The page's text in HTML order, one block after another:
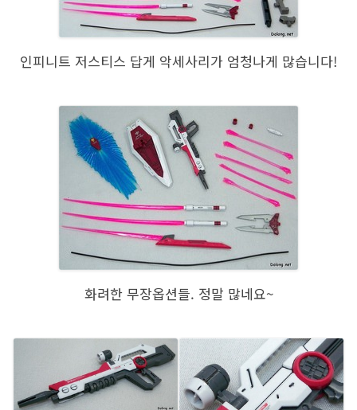
인피니트 저스티스 답게 악세사리가 엄청나게 많습니다!
화려한 무장옵션들. 정말 많네요~